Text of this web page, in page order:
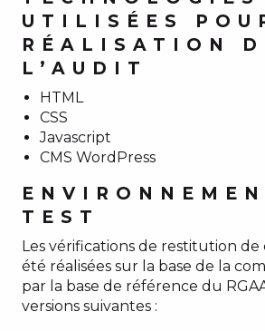
UTILISÉES
RÉALISATION
L’AUDIT
HTML
CSS
Javascript
CMS WordPress
TEST
Les vérifications de restitution
été réalisées sur la base de la
par la base de référence du
versions suivantes :